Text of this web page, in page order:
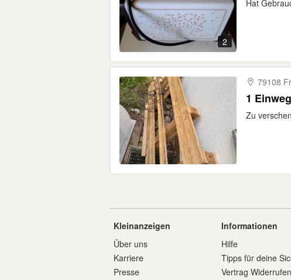
2
Hat
79108
1
Zu
Kleinanzeigen
Über uns
Karriere
Presse
Informationen
Hilfe
Tipps für deine
Vertrag Widerrufen